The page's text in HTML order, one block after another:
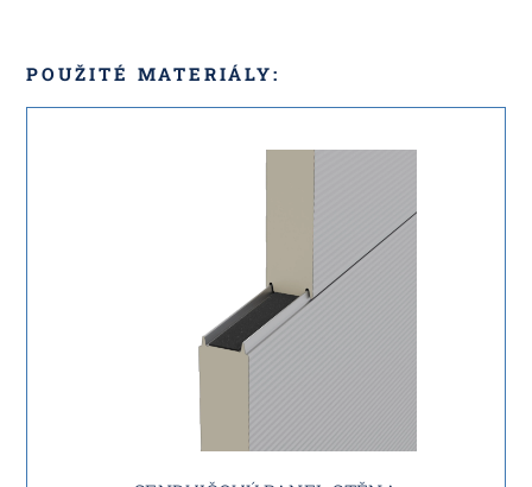
POUŽITÉ MATERIÁLY: